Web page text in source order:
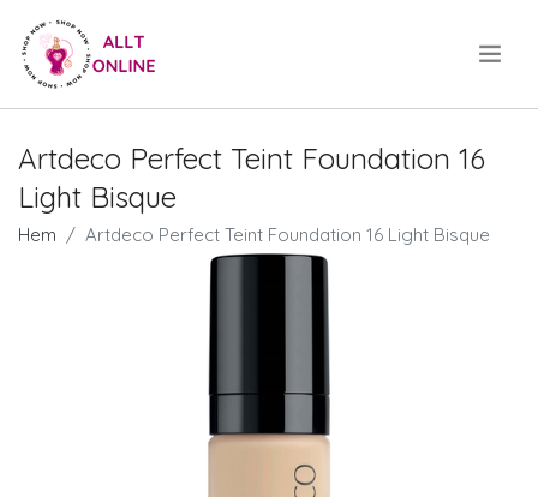
Artdeco Perfect Teint Foundation 16
Light Bisque
Hem Artdeco Perfect Teint Foundation 16 Light Bisque